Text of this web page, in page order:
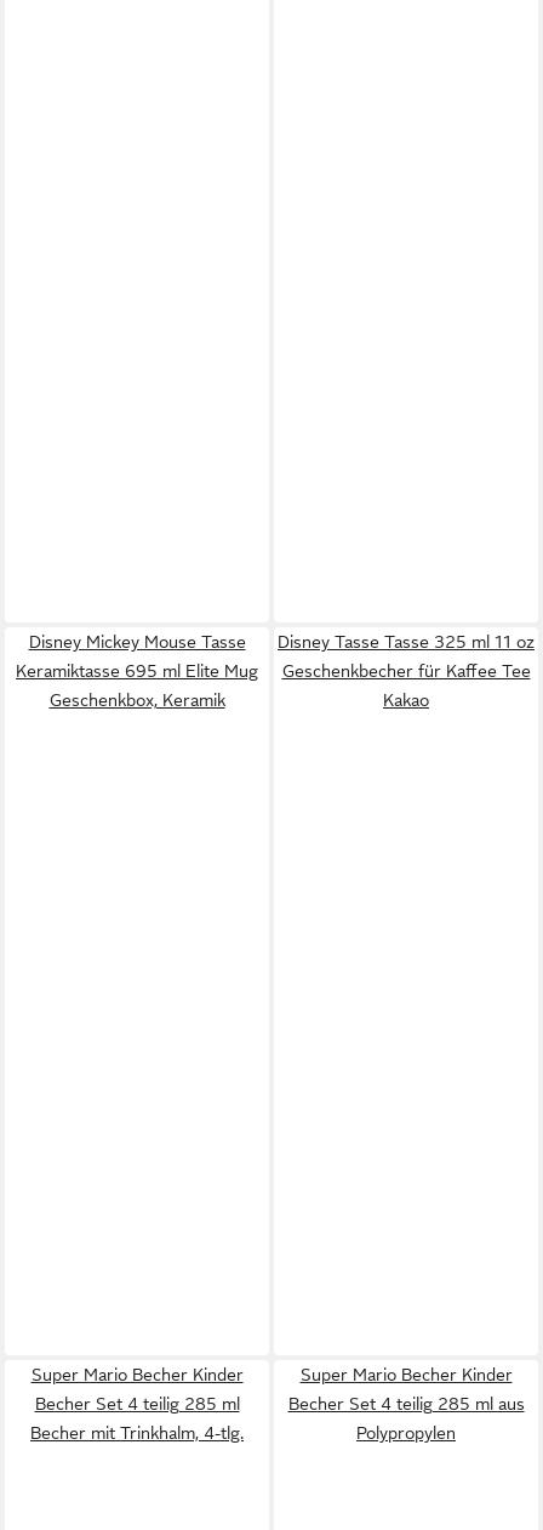
Disney Mickey Mouse Tasse
Keramiktasse 695 ml Elite Mug
Geschenkbox, Keramik
Disney Tasse Tasse 325 ml 11 oz
Geschenkbecher für Kaffee Tee
Kakao
Super Mario Becher Kinder
Becher Set 4 teilig 285 ml
Becher mit Trinkhalm, 4-tlg.
Super Mario Becher Kinder
Becher Set 4 teilig 285 ml aus
Polypropylen